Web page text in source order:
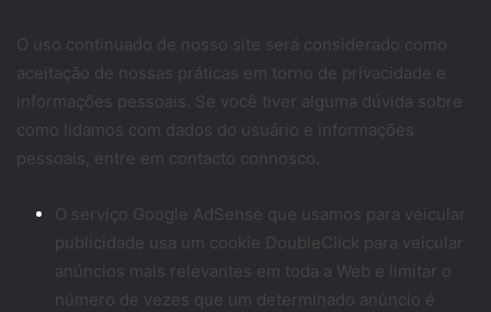
O uso continuado de nosso site será considerado como
aceitação de nossas práticas em torno de privacidade e
informações pessoais. Se você tiver alguma dúvida sobre
como lidamos com dados do usuário e informações
pessoais, entre em contacto connosco.
O serviço Google AdSense que usamos para veicular
publicidade usa um cookie DoubleClick para veicular
anúncios mais relevantes em toda a Web e limitar o
número de vezes que um determinado anúncio é